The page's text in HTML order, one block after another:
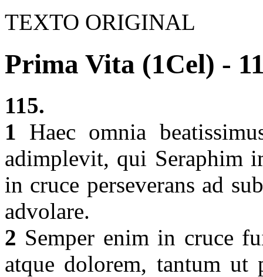
TEXTO ORIGINAL
Prima Vita (1Cel) -
115.
1 Haec omnia
adimplevit, qui Seraphim
in cruce perseverans ad
advolare.
2 Semper enim in cruce
atque dolorem, tantum ut